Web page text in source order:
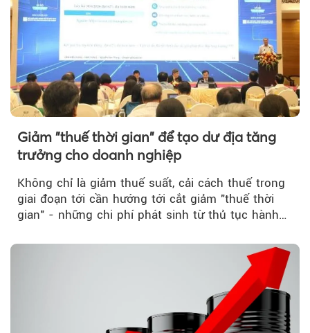
Giảm "thuế thời gian" để tạo dư địa tăng
trưởng cho doanh nghiệp
Không chỉ là giảm thuế suất, cải cách thuế trong
giai đoạn tới cần hướng tới cắt giảm "thuế thời
gian" - những chi phí phát sinh từ thủ tục hành